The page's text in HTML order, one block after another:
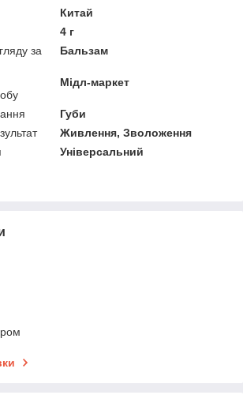
Китай
4 г
за
Бальзам
Мідл-маркет
Губи
Живлення, Зволоження
Універсальний